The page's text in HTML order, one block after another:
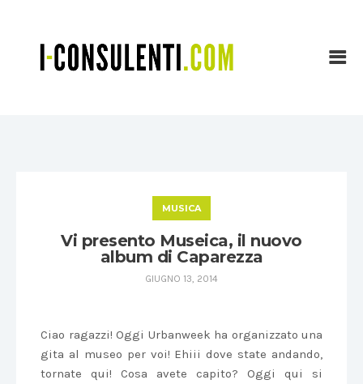
MUSICA
Vi presento Museica, il nuovo
album di Caparezza
GIUGNO 13, 2014
Ciao ragazzi! Oggi Urbanweek ha organizzato una
gita al museo per voi! Ehiii dove state andando,
tornate qui! Cosa avete capito? Oggi qui si